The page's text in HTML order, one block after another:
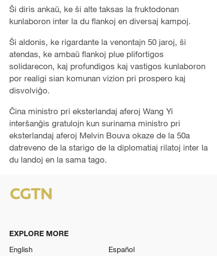
Ŝi diris ankaŭ, ke ŝi alte taksas la fruktodonan
kunlaboron inter la du flankoj en diversaj kampoj.
Ŝi aldonis, ke rigardante la venontajn 50 jaroj, ŝi
atendas, ke ambaŭ flankoj plue plifortigos
solidarecon, kaj profundigos kaj vastigos kunlaboron
por realigi sian komunan vizion pri prospero kaj
disvolviĝo.
Ĉina ministro pri eksterlandaj aferoj Wang Yi
interŝanĝis gratulojn kun surinama ministro pri
eksterlandaj aferoj Melvin Bouva okaze de la 50a
datreveno de la starigo de la diplomatiaj rilatoj inter la
du landoj en la sama tago.
EXPLORE MORE
English
Español